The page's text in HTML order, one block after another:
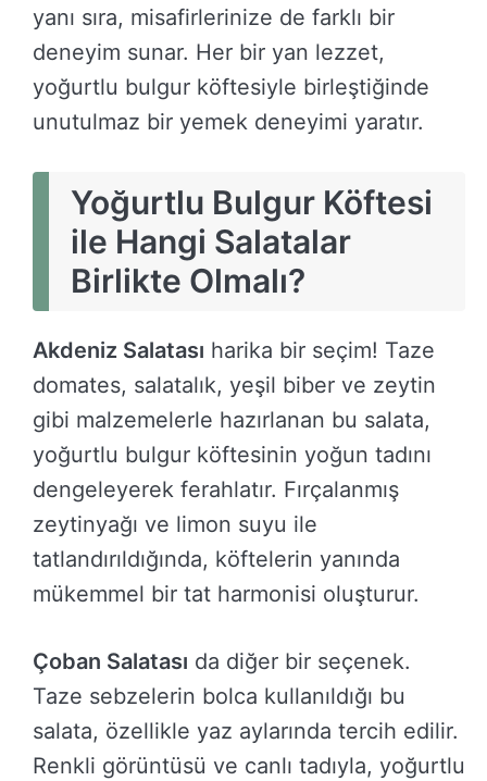
yanı sıra, misafirlerinize de farklı bir
deneyim sunar. Her bir yan lezzet,
yoğurtlu bulgur köftesiyle birleştiğinde
unutulmaz bir yemek deneyimi yaratır.
Yoğurtlu Bulgur Köftesi
ile Hangi Salatalar
Birlikte Olmalı?
Akdeniz Salatası harika bir seçim! Taze
domates, salatalık, yeşil biber ve zeytin
gibi malzemelerle hazırlanan bu salata,
yoğurtlu bulgur köftesinin yoğun tadını
dengeleyerek ferahlatır. Fırçalanmış
zeytinyağı ve limon suyu ile
tatlandırıldığında, köftelerin yanında
mükemmel bir tat harmonisi oluşturur.
Çoban Salatası da diğer bir seçenek.
Taze sebzelerin bolca kullanıldığı bu
salata, özellikle yaz aylarında tercih edilir.
Renkli görüntüsü ve canlı tadıyla, yoğurtlu